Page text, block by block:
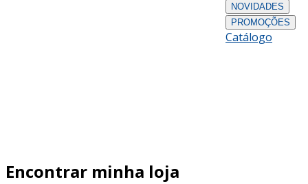
NOVIDADES
PROMOÇÕES
Catálogo
Encontrar minha loja